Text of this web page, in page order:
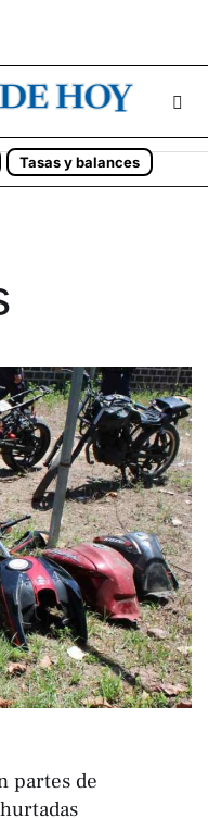
Tasas y balances
partes de